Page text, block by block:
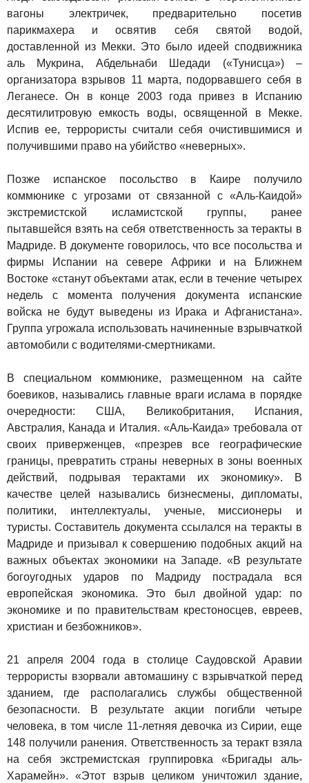
вагоны электричек, предварительно посетив
парикмахера и освятив себя святой водой,
доставленной из Мекки. Это было идеей сподвижника
аль Мукрина, Абдельнаби Шедади («Тунисца») –
организатора взрывов 11 марта, подорвавшего себя в
Леганесе. Он в конце 2003 года привез в Испанию
десятилитровую емкость воды, освященной в Мекке.
Испив ее, террористы считали себя очистившимися и
получившими право на убийство «неверных».
Позже испанское посольство в Каире получило
коммюнике с угрозами от связанной с «Аль-Каидой»
экстремистской исламистской группы, ранее
пытавшейся взять на себя ответственность за теракты в
Мадриде. В документе говорилось, что все посольства и
фирмы Испании на севере Африки и на Ближнем
Востоке «станут объектами атак, если в течение четырех
недель с момента получения документа испанские
войска не будут выведены из Ирака и Афганистана».
Группа угрожала использовать начиненные взрывчаткой
автомобили с водителями-смертниками.
В специальном коммюнике, размещенном на сайте
боевиков, назывались главные враги ислама в порядке
очередности: США, Великобритания, Испания,
Австралия, Канада и Италия. «Аль-Каида» требовала от
своих приверженцев, «презрев все географические
границы, превратить страны неверных в зоны военных
действий, подрывая терактами их экономику». В
качестве целей назывались бизнесмены, дипломаты,
политики, интеллектуалы, ученые, миссионеры и
туристы. Составитель документа ссылался на теракты в
Мадриде и призывал к совершению подобных акций на
важных объектах экономики на Западе. «В результате
богоугодных ударов по Мадриду пострадала вся
европейская экономика. Это был двойной удар: по
экономике и по правительствам крестоносцев, евреев,
христиан и безбожников».
21 апреля 2004 года в столице Саудовской Аравии
террористы взорвали автомашину с взрывчаткой перед
зданием, где располагались службы общественной
безопасности. В результате акции погибли четыре
человека, в том числе 11-летняя девочка из Сирии, еще
148 получили ранения. Ответственность за теракт взяла
на себя экстремистская группировка «Бригады аль-
Харамейн». «Этот взрыв целиком уничтожил здание,